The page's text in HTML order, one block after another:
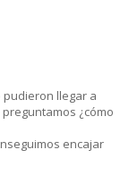
pudieron llegar a
¿cómo
encajar